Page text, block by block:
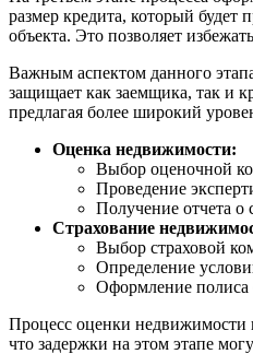
размер кредита, который будет
объекта. Это позволяет
Важным аспектом данного этапа
защищает как заемщика, так и
предлагая более широкий
Оценка недвижимости:
Выбор оценочной
Проведение
Получение отчета о
Страхование
Выбор страховой
Определение
Оформление полиса
Процесс оценки недвижимости
что задержки на этом этапе